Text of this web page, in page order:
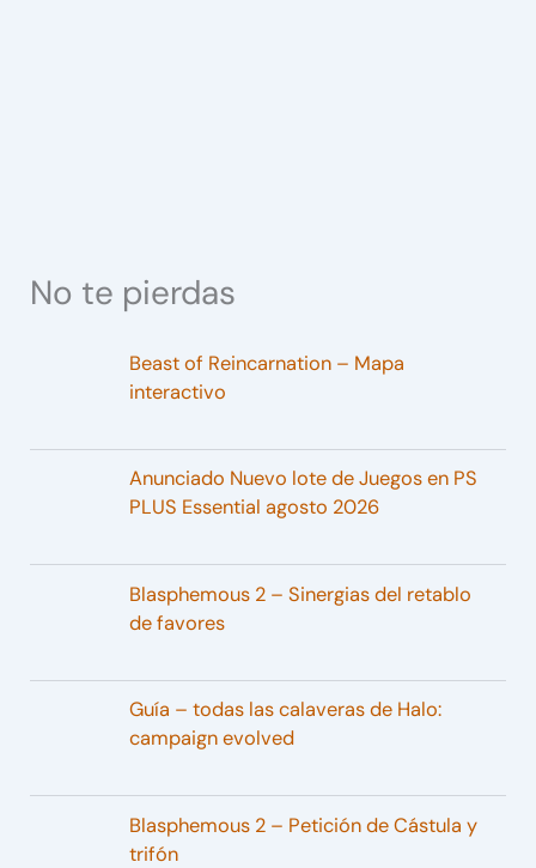
No te pierdas
Beast of Reincarnation – Mapa
interactivo
Anunciado Nuevo lote de Juegos en PS
PLUS Essential agosto 2026
Blasphemous 2 – Sinergias del retablo
de favores
Guía – todas las calaveras de Halo:
campaign evolved
Blasphemous 2 – Petición de Cástula y
trifón